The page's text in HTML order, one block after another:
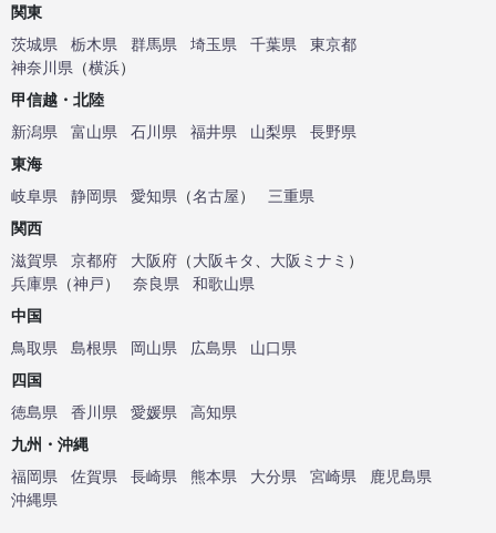
関東
茨城県
栃木県 群馬県 埼玉県 千葉県
東京都
神奈川県 （横浜）
甲信越・北陸
新潟県
富山県 石川県 福井県 山梨県
長野県
東海
岐阜県
静岡県 愛知県 （名古屋）
三重県
関西
滋賀県
京都府 大阪府 （大阪キタ 大阪ミナミ ）
兵庫県 （神戸） 奈良県
和歌山県
中国
鳥取県
島根県 岡山県 広島県
山口県
四国
徳島県
香川県 愛媛県
高知県
九州・沖縄
福岡県
佐賀県 長崎県 熊本県 大分県 宮崎県
鹿児島県
沖縄県